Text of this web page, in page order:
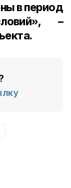
в период
–